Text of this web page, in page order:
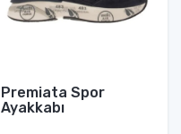
Premiata Spor
Ayakkabı